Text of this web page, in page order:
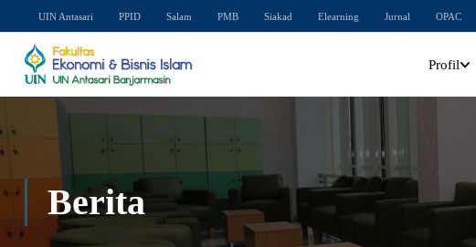
UIN Antasari PPID Salam PMB Siakad Elearning Jurnal OPAC
Profil
Berita